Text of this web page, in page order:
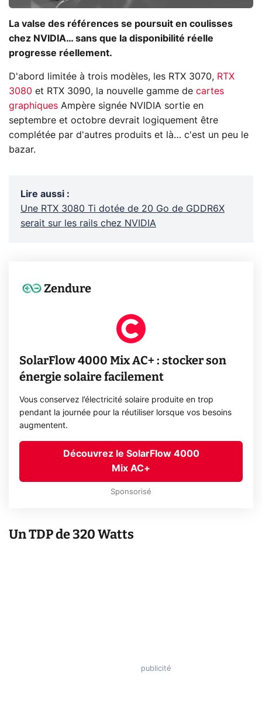
La valse des références se poursuit en coulisses
chez NVIDIA… sans que la disponibilité réelle
progresse réellement.
D'abord limitée à trois modèles, les RTX 3070, RTX
3080 et RTX 3090, la nouvelle gamme de cartes
graphiques Ampère signée NVIDIA sortie en
septembre et octobre devrait logiquement être
complétée par d'autres produits et là… c'est un peu le
bazar.
Lire aussi :
Une RTX 3080 Ti dotée de 20 Go de GDDR6X
serait sur les rails chez NVIDIA
Zendure
SolarFlow 4000 Mix AC+ : stocker son
énergie solaire facilement
Vous conservez l’électricité solaire produite en trop
pendant la journée pour la réutiliser lorsque vos besoins
augmentent.
Découvrez le SolarFlow 4000
Mix AC+
Sponsorisé
Un TDP de 320 Watts